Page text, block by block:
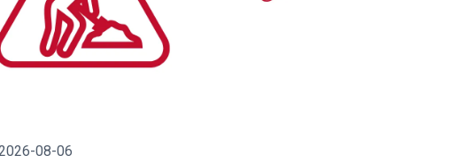
08-06